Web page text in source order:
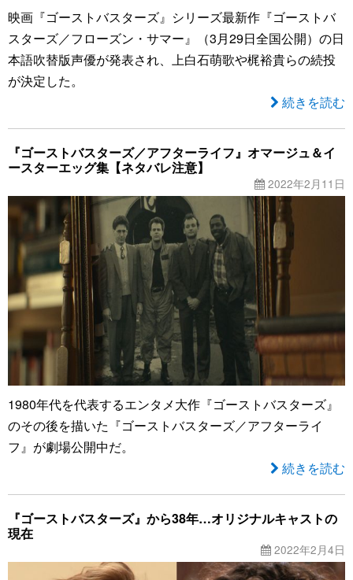
映画『ゴーストバスターズ』シリーズ最新作『ゴーストバ
スターズ／フローズン・サマー』（3月29日全国公開）の日
本語吹替版声優が発表され、上白石萌歌や梶裕貴らの続投
が決定した。
続きを読む
『ゴーストバスターズ／アフターライフ』オマージュ＆イ
ースターエッグ集【ネタバレ注意】
2022年2月11日
1980年代を代表するエンタメ大作『ゴーストバスターズ』
のその後を描いた『ゴーストバスターズ／アフターライ
フ』が劇場公開中だ。
続きを読む
『ゴーストバスターズ』から38年…オリジナルキャストの
現在
2022年2月4日